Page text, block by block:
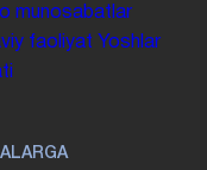
munosabatlar
faoliyat Yoshlar